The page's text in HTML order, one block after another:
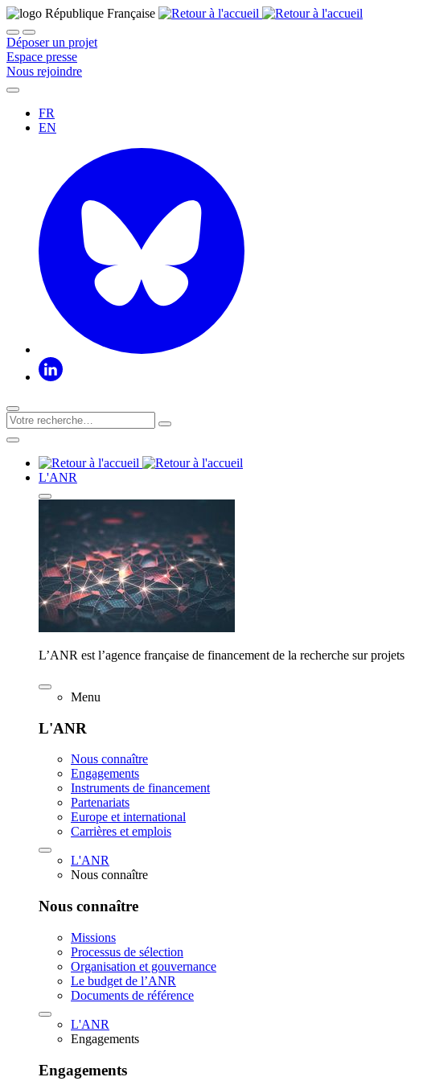
Déposer un projet
Espace presse
Nous rejoindre
FR
EN
L'ANR
L’ANR est l’agence française de financement de la recherche sur projets
Menu
L'ANR
Nous connaître
Engagements
Instruments de financement
Partenariats
Europe et international
Carrières et emplois
L'ANR
Nous connaître
Nous connaître
Missions
Processus de sélection
Organisation et gouvernance
Le budget de l’ANR
Documents de référence
L'ANR
Engagements
Engagements